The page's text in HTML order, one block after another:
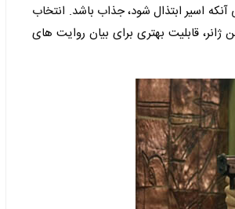
اسیر ابتذال شود، جذاب باشد. انتخاب
و مناسب است، چون این ژانر، قابلیت بهتری برای بیان روایت های